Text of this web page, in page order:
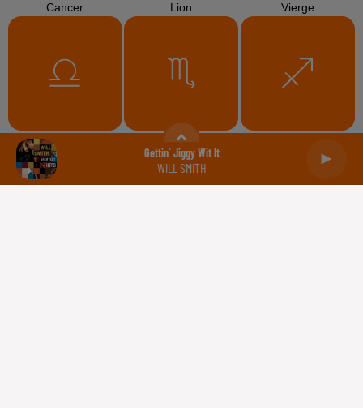
Gettin´ Jiggy Wit It
WILL SMITH
Cancer Lion Vierge
Balance Scorpion